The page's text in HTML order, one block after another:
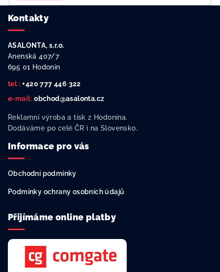
Kontakty
ASALONTA, s.r.o.
Anenská 407/7
695 01 Hodonín
tel.: +420 777 446 322
e-mail: obchod@asalonta.cz
Reklamní výroba a tisk z Hodonína.
Dodáváme po celé ČR i na Slovensko.
Informace pro vás
Obchodní podmínky
Podmínky ochrany osobních údajů
Přijímáme online platby